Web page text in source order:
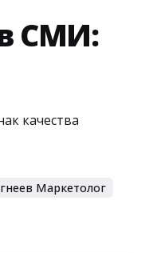
СМИ:
качества
Маркетолог